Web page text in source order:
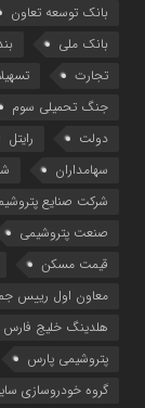
بانک توسعه تعاون
بانک ملی
تجارت
جنگ تحمیلی سوم
دولت
رایتل
سهامداران
شرکت صنایع
صنعت پتروشیمی
قیمت مسکن
معاون اول رییس
هلدینگ خلیج فارس
پتروشیمی پارس
گروه خودروسازی